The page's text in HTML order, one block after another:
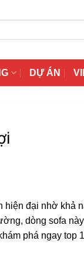
DỰ ÁN
đại nhờ khả
dòng sofa
phá ngay top